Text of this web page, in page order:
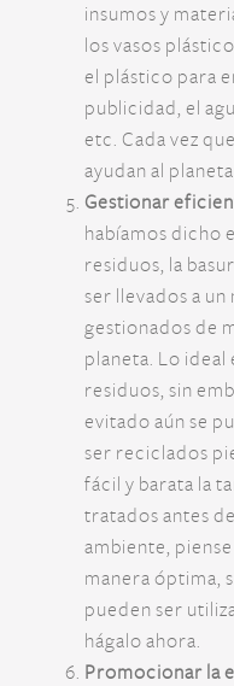
insumos y
los vasos
el plástico para
publicidad, el
etc. Cada vez
ayudan al
Gestionar
habíamos dicho
residuos, la
ser llevados a
gestionados de
planeta. Lo ideal
residuos, sin
evitado aún se
ser reciclados
fácil y barata la
tratados antes
ambiente,
manera óptima,
pueden ser
hágalo ahora.
Promocionar la